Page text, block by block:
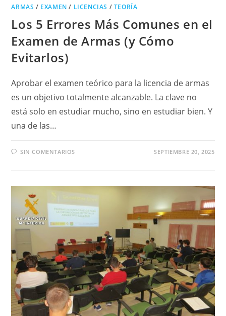
ARMAS / EXAMEN / LICENCIAS / TEORÍA
Los 5 Errores Más Comunes en el
Examen de Armas (y Cómo
Evitarlos)
Aprobar el examen teórico para la licencia de armas
es un objetivo totalmente alcanzable. La clave no
está solo en estudiar mucho, sino en estudiar bien. Y
una de las…
SIN COMENTARIOS SEPTIEMBRE 20, 2025